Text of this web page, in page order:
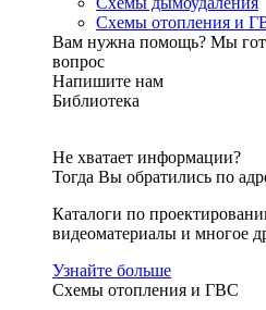
Схемы отопления и
Вам нужна помощь? Мы
вопрос
Напишите нам
Библиотека
Не хватает информации?
Тогда Вы обратились по
Каталоги по
видеоматериалы и многое
Узнайте больше
Схемы отопления и ГВС